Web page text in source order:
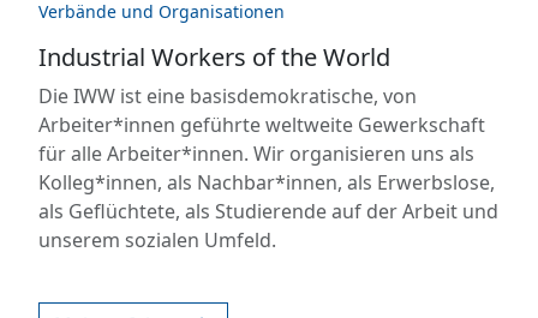
Verbände und Organisationen
Industrial Workers of the World
Die IWW ist eine basisdemokratische, von
Arbeiter*innen geführte weltweite Gewerkschaft
für alle Arbeiter*innen. Wir organisieren uns als
Kolleg*innen, als Nachbar*innen, als Erwerbslose,
als Geflüchtete, als Studierende auf der Arbeit und
unserem sozialen Umfeld.